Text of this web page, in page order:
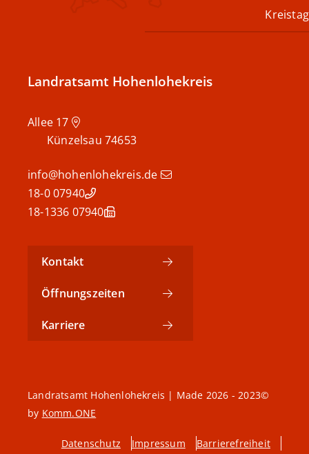
Kreistag
Landratsamt Hohenlohekreis
74653
Künzelsau
info@hohenlohekreis.de
07940 18-0
07940 18-1336
Kontakt
Öffnungszeiten
Karriere
©2023 - 2026 Landratsamt Hohenlohekreis | Made
by Komm.ONE
Barrierefreiheit
Impressum
Datenschutz